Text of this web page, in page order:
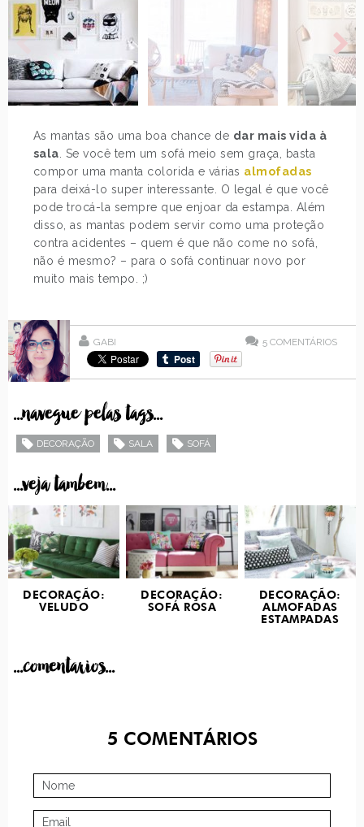
As mantas são uma boa chance de dar mais vida à
sala . Se você tem um sofá meio sem graça, basta
compor uma manta colorida e várias almofadas
para deixá-lo super interessante. O legal é que você
pode trocá-la sempre que enjoar da estampa. Além
disso, as mantas podem servir como uma proteção
contra acidentes – quem é que não come no sofá,
não é mesmo? – para o sofá continuar novo por
muito mais tempo. ;)
GABI 5 COMENTÁRIOS
...navegue pelas tags...
DECORAÇÃO SALA SOFÁ
...veja tambem...
DECORAÇÃO:
VELUDO
DECORAÇÃO:
SOFÁ ROSA
DECORAÇÃO:
ALMOFADAS
ESTAMPADAS
...comentarios...
5 COMENTÁRIOS